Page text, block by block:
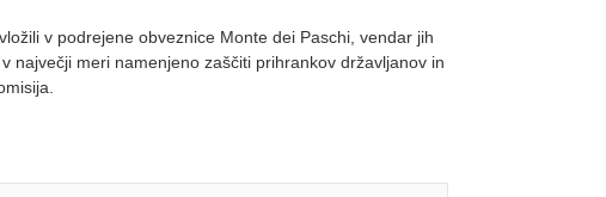
v podrejene obveznice Monte dei Paschi, vendar jih
največji meri namenjeno zaščiti prihrankov državljanov in